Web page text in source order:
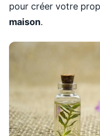
pour créer votre
maison.